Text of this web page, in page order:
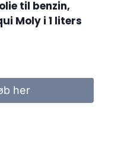
til benzin,
Moly i 1 liters
her